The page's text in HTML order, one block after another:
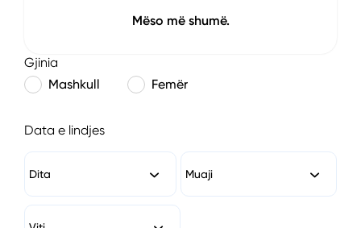
Gjinia
Mashkull
Femër
Data e lindjes
Dita Muaji
Mëso më shumë.